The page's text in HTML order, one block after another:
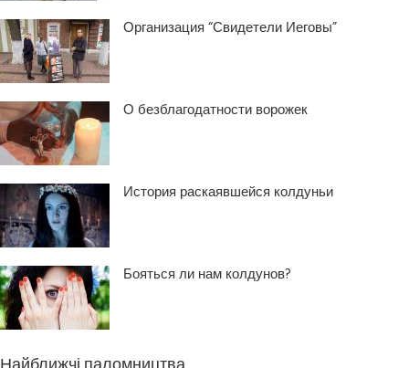
Организация “Свидетели Иеговы”
О безблагодатности ворожек
История раскаявшейся колдуньи
Бояться ли нам колдунов?